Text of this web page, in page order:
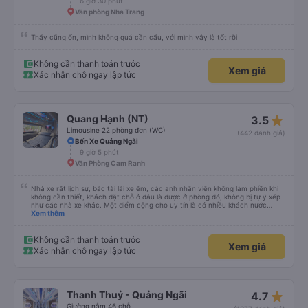
Văn phòng Nha Trang
Thấy cũng ổn, mình không quá cần cẩu, với mình vậy là tốt rồi
Không cần thanh toán trước
Xác nhận chỗ ngay lập tức
Xem giá
Quang Hạnh (NT)
Limousine 22 phòng đơn (WC)
3.5 star_rate
(442 đánh giá)
Bến Xe Quảng Ngãi
9 giờ 5 phút
Văn Phòng Cam Ranh
Nhà xe rất lịch sự, bác tài lái xe êm, các anh nhân viên không làm phiền khi
không cần thiết, khách đặt chỗ ở đâu là được ở phòng đó, không bị tự ý xếp
như các nhà xe khác. Một điểm cộng cho uy tín là có nhiều khách nước
Xem thêm
Không cần thanh toán trước
Xác nhận chỗ ngay lập tức
Xem giá
Thanh Thuỷ - Quảng Ngãi
Giường nằm 46 chỗ
4.7 star_rate